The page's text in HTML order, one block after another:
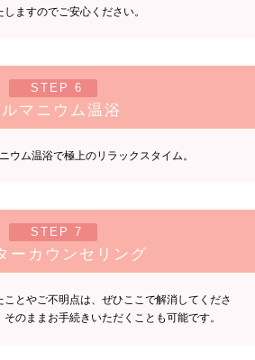
しますのでご安心ください。
STEP 6
マニウム温浴
ウム温浴で極上のリラックスタイム。
STEP 7
ーカウンセリング
とやご不明点は、ぜひここで解消してくださ
のままお手続きいただくことも可能です。